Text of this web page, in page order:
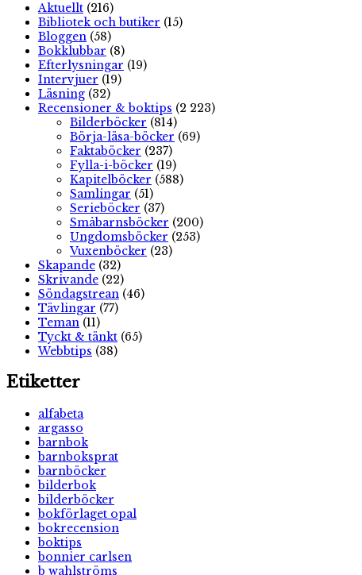
Aktuellt (216)
Bibliotek och butiker (15)
Bloggen (58)
Bokklubbar (8)
Efterlysningar (19)
Intervjuer (19)
Läsning (32)
Recensioner & boktips (2 223)
Bilderböcker (814)
Börja-läsa-böcker (69)
Faktaböcker (237)
Fylla-i-böcker (19)
Kapitelböcker (588)
Samlingar (51)
Serieböcker (37)
Småbarnsböcker (200)
Ungdomsböcker (253)
Vuxenböcker (23)
Skapande (32)
Skrivande (22)
Söndagstrean (46)
Tävlingar (77)
Teman (11)
Tyckt & tänkt (65)
Webbtips (38)
Etiketter
alfabeta
argasso
barnbok
barnboksprat
barnböcker
bilderbok
bilderböcker
bokförlaget opal
bokrecension
boktips
bonnier carlsen
b wahlströms